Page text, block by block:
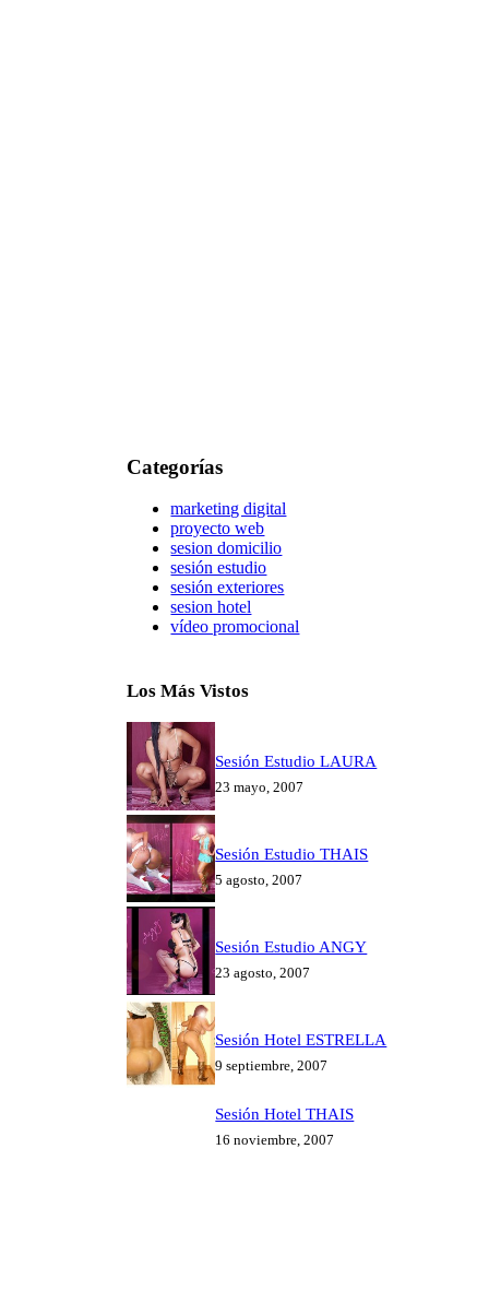
Categorías
marketing digital
proyecto web
sesion domicilio
sesión estudio
sesión exteriores
sesion hotel
vídeo promocional
Los Más Vistos
Sesión Estudio LAURA
23 mayo, 2007
Sesión Estudio THAIS
5 agosto, 2007
Sesión Estudio ANGY
23 agosto, 2007
Sesión Hotel ESTRELLA
9 septiembre, 2007
Sesión Hotel THAIS
16 noviembre, 2007